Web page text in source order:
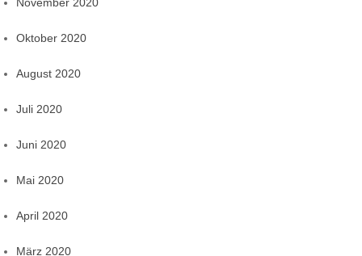
Oktober 2020
August 2020
Juli 2020
Juni 2020
Mai 2020
April 2020
März 2020